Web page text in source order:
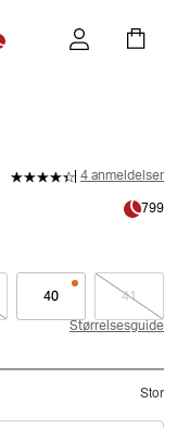
4 anmeldelser
799
40 41
Størrelsesguide
Stor